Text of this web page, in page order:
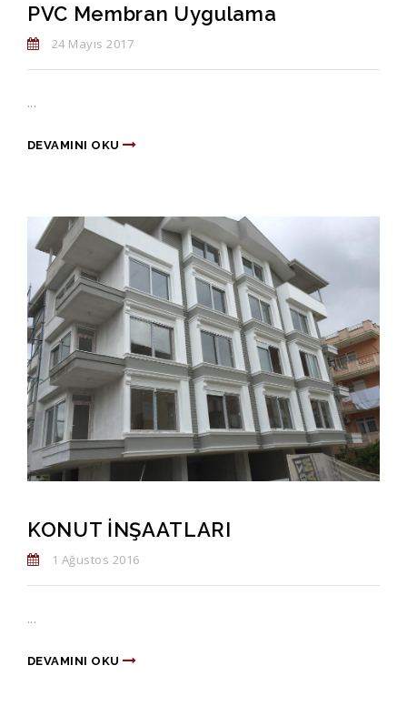
PVC Membran Uygulama
24 Mayıs 2017
...
DEVAMINI OKU
KONUT İNŞAATLARI
1 Ağustos 2016
...
DEVAMINI OKU